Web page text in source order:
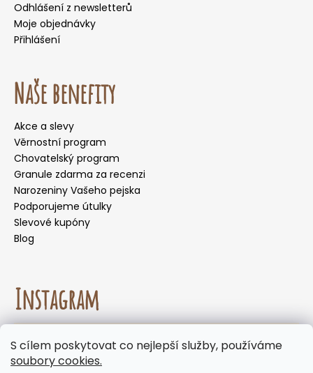
S cílem poskytovat co nejlepší služby, používáme
soubory cookies.
měsíců nedoporučujeme volit doručení do
samoobslužných boxů, kde mohou být zásilky
Odhlášení z newsletterů
Moje objednávky
Přihlášení
Naše benefity
Akce a slevy
Věrnostní program
Chovatelský program
Granule zdarma za recenzi
Narozeniny Vašeho pejska
Podporujeme útulky
Slevové kupóny
Blog
Instagram
Sledovat na Instagramu